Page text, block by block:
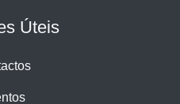
Úteis